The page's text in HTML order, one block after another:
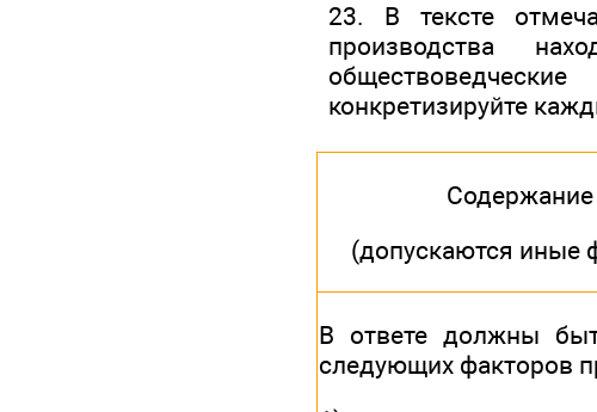
23. В тексте
производства
конкретизируйте
Содержание
(допускаются иные
В ответе должны
следующих факторов